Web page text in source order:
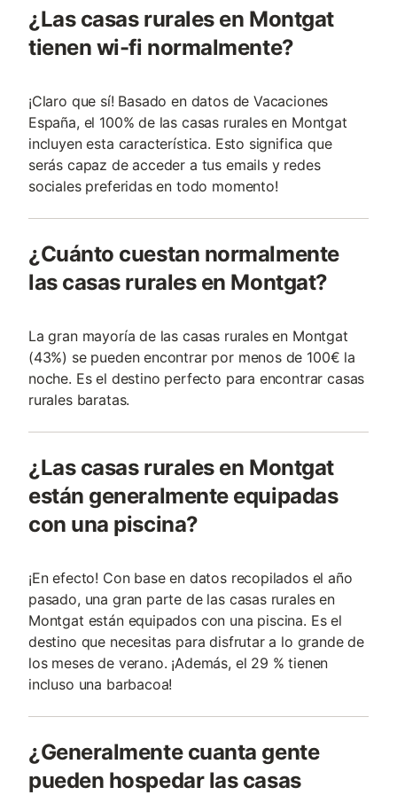
¿Las casas rurales en Montgat
tienen wi-fi normalmente?
¡Claro que sí! Basado en datos de Vacaciones
España, el 100% de las casas rurales en Montgat
incluyen esta característica. Esto significa que
serás capaz de acceder a tus emails y redes
sociales preferidas en todo momento!
¿Cuánto cuestan normalmente
las casas rurales en Montgat?
La gran mayoría de las casas rurales en Montgat
(43%) se pueden encontrar por menos de 100€ la
noche. Es el destino perfecto para encontrar casas
rurales baratas.
¿Las casas rurales en Montgat
están generalmente equipadas
con una piscina?
¡En efecto! Con base en datos recopilados el año
pasado, una gran parte de las casas rurales en
Montgat están equipados con una piscina. Es el
destino que necesitas para disfrutar a lo grande de
los meses de verano. ¡Además, el 29 % tienen
incluso una barbacoa!
¿Generalmente cuanta gente
pueden hospedar las casas